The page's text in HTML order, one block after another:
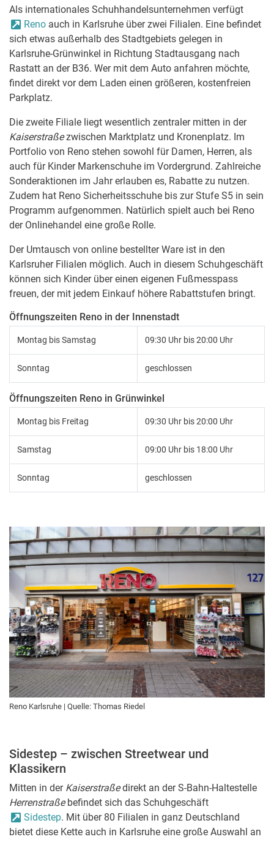
Als internationales Schuhhandelsunternehmen verfügt
Reno auch in Karlsruhe über zwei Filialen. Eine befindet
sich etwas außerhalb des Stadtgebiets gelegen in
Karlsruhe-Grünwinkel in Richtung Stadtausgang nach
Rastatt an der B36. Wer mit dem Auto anfahren möchte,
findet direkt vor dem Laden einen größeren, kostenfreien
Parkplatz.
Die zweite Filiale liegt wesentlich zentraler mitten in der
Kaiserstraßezwischen Marktplatz und Kronenplatz. Im
Portfolio von Reno stehen sowohl für Damen, Herren, als
auch für Kinder Markenschuhe im Vordergrund. Zahlreiche
Sonderaktionen im Jahr erlauben es, Rabatte zu nutzen.
Zudem hat Reno Sicherheitsschuhe bis zur Stufe S5 in sein
Programm aufgenommen. Natürlich spielt auch bei Reno
der Onlinehandel eine große Rolle.
Der Umtausch von online bestellter Ware ist in den
Karlsruher Filialen möglich. Auch in diesem Schuhgeschäft
können sich Kinder über einen eigenen Fußmesspass
freuen, der mit jedem Einkauf höhere Rabattstufen bringt.
Öffnungszeiten Reno in der Innenstadt
Montag bis Samstag 09:30 Uhr bis 20:00 Uhr
Sonntag geschlossen
Öffnungszeiten Reno in Grünwinkel
Montag bis Freitag 09:30 Uhr bis 20:00 Uhr
Samstag 09:00 Uhr bis 18:00 Uhr
Sonntag geschlossen
Reno Karlsruhe | Quelle: Thomas Riedel
Sidestep – zwischen Streetwear und
Klassikern
Mitten in der Kaiserstraßedirekt an der S-Bahn-Haltestelle
Herrenstraßebefindet sich das Schuhgeschäft
Sidestep. Mit über 80 Filialen in ganz Deutschland
bietet diese Kette auch in Karlsruhe eine große Auswahl an